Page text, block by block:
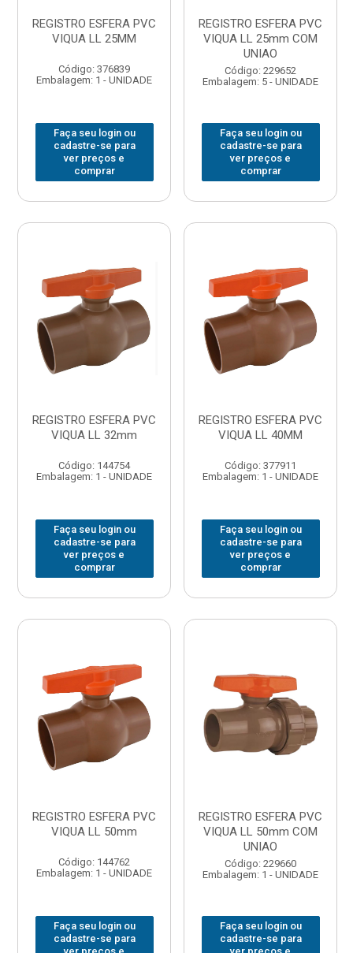
REGISTRO ESFERA PVC
VIQUA LL 25MM
Código: 376839
Embalagem: 1 - UNIDADE
Faça seu login ou
cadastre-se para
ver preços e
comprar
REGISTRO ESFERA PVC
VIQUA LL 25mm COM
UNIAO
Código: 229652
Embalagem: 5 - UNIDADE
Faça seu login ou
cadastre-se para
ver preços e
comprar
REGISTRO ESFERA PVC
VIQUA LL 32mm
Código: 144754
Embalagem: 1 - UNIDADE
Faça seu login ou
cadastre-se para
ver preços e
comprar
REGISTRO ESFERA PVC
VIQUA LL 40MM
Código: 377911
Embalagem: 1 - UNIDADE
Faça seu login ou
cadastre-se para
ver preços e
comprar
REGISTRO ESFERA PVC
VIQUA LL 50mm
Código: 144762
Embalagem: 1 - UNIDADE
Faça seu login ou
cadastre-se para
REGISTRO ESFERA PVC
VIQUA LL 50mm COM
UNIAO
Código: 229660
Embalagem: 1 - UNIDADE
Faça seu login ou
cadastre-se para